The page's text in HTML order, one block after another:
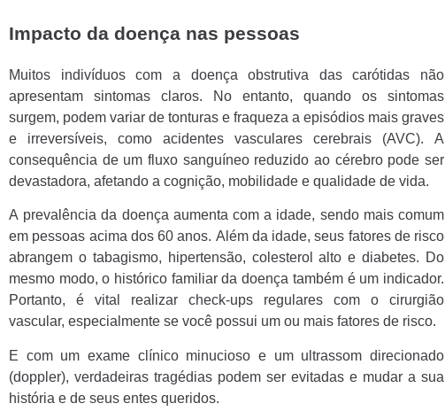
Impacto da doença nas pessoas
Muitos indivíduos com a doença obstrutiva das carótidas não
apresentam sintomas claros. No entanto, quando os sintomas
surgem, podem variar de tonturas e fraqueza a episódios mais graves
e irreversíveis, como acidentes vasculares cerebrais (AVC). A
consequência de um fluxo sanguíneo reduzido ao cérebro pode ser
devastadora, afetando a cognição, mobilidade e qualidade de vida.
A prevalência da doença aumenta com a idade, sendo mais comum
em pessoas acima dos 60 anos. Além da idade, seus fatores de risco
abrangem o tabagismo, hipertensão, colesterol alto e diabetes. Do
mesmo modo, o histórico familiar da doença também é um indicador.
Portanto, é vital realizar check-ups regulares com o cirurgião
vascular, especialmente se você possui um ou mais fatores de risco.
E com um exame clínico minucioso e um ultrassom direcionado
(doppler), verdadeiras tragédias podem ser evitadas e mudar a sua
história e de seus entes queridos.